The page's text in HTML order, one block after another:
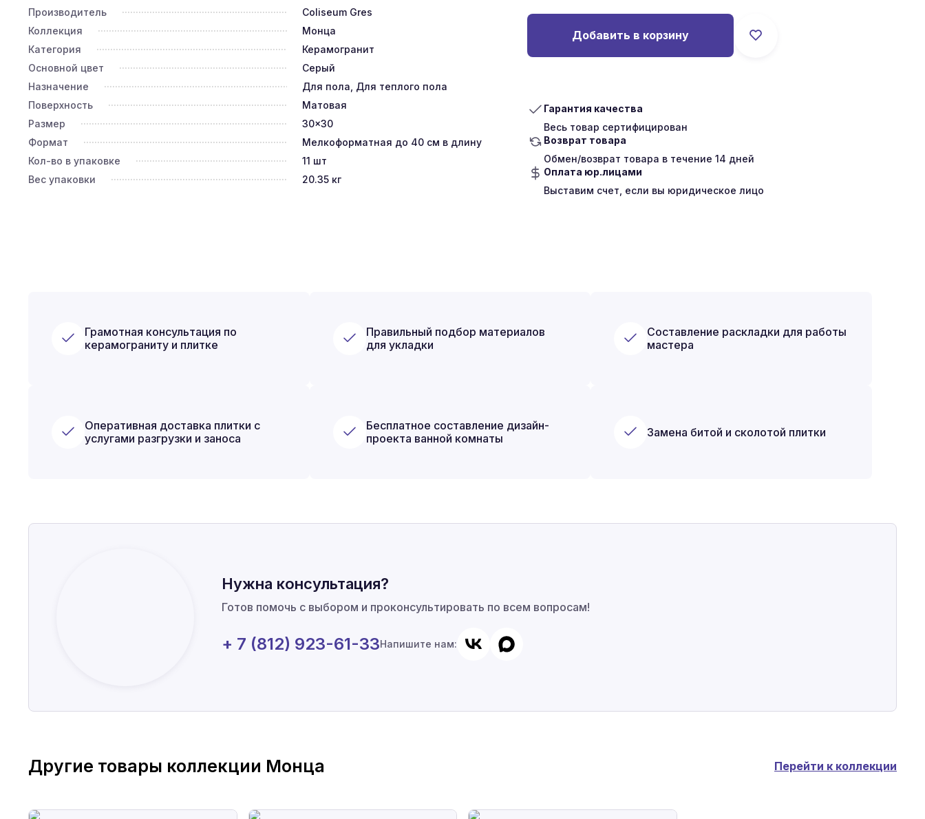
Добавить в корзину
Гарантия качества
Весь товар сертифицирован
Возврат товара
Обмен/возврат товара в течение 14 дней
Оплата юр.лицами
Выставим счет, если вы юридическое лицо
Производитель
Coliseum Gres
Коллекция
Монца
Категория
Керамогранит
Основной цвет
Серый
Назначение
Для пола, Для теплого пола
Поверхность
Матовая
Размер
30x30
Формат
Мелкоформатная до 40 см в длину
Кол-во в упаковке
11 шт
Вес упаковки
20.35кг
Грамотная консультация по
керамограниту и плитке
Правильный подбор материалов
для укладки
Составление раскладки для работы
мастера
Оперативная доставка плитки с
услугами разгрузки и заноса
Бесплатное составление дизайн-
проекта ванной комнаты
Замена битой и сколотой плитки
Нужна консультация?
Готов помочь с выбором и проконсультировать по всем вопросам!
+ 7 (812) 923-61-33Напишите нам:
Другие товары коллекции Монца Перейти к коллекции